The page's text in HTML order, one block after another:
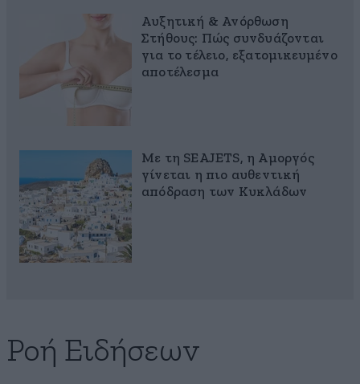
Αυξητική & Ανόρθωση
Στήθους: Πώς συνδυάζονται
για το τέλειο, εξατομικευμένο
αποτέλεσμα
Με τη SEAJETS, η Αμοργός
γίνεται η πιο αυθεντική
απόδραση των Κυκλάδων
Ροή Ειδήσεων